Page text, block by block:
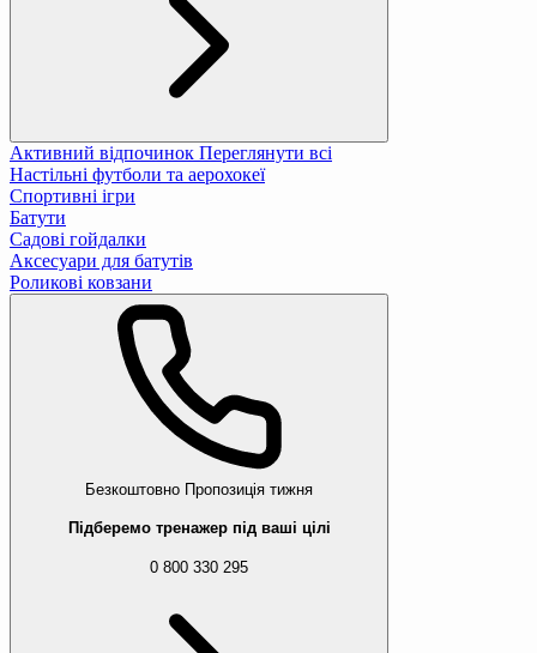
Активний відпочинок Переглянути всі
Настільні футболи та аерохокеї
Спортивні ігри
Батути
Садові гойдалки
Аксесуари для батутів
Роликові ковзани
Безкоштовно Пропозиція тижня
Підберемо тренажер під ваші цілі
0 800 330 295